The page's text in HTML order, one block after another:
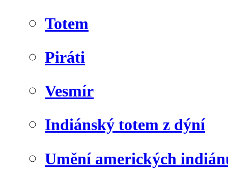
Totem
Piráti
Vesmír
Indiánský totem z dýní
Umění amerických